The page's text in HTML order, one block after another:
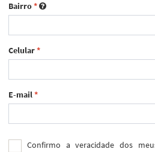
Bairro*
Celular*
E-mail*
Confirmo a veracidade dos